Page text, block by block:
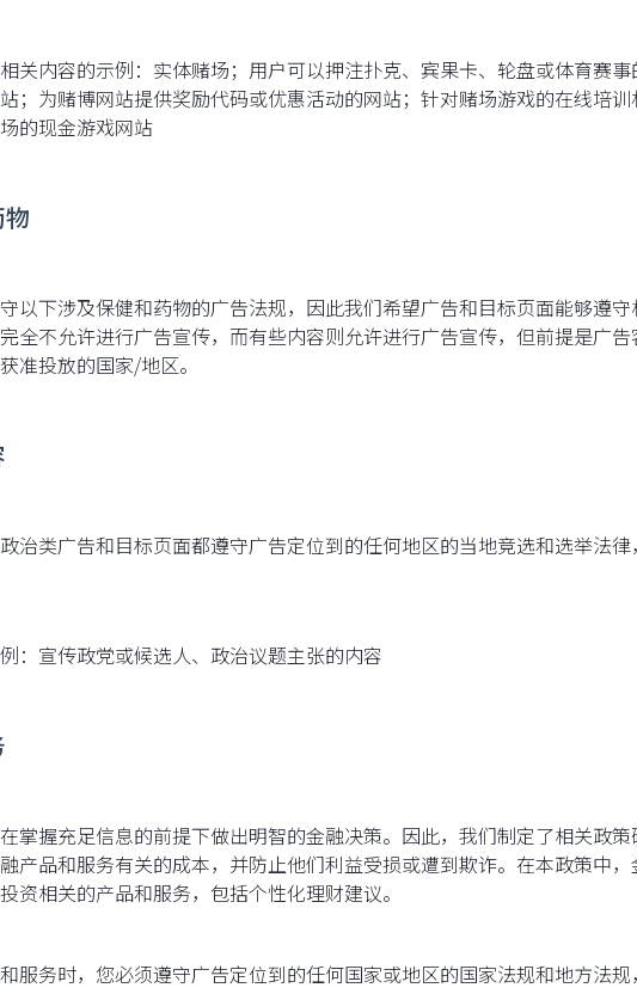
关内容的示例：实体赌场；用户可以押注扑克、宾果卡、轮盘或体育赛
；为赌博网站提供奖励代码或优惠活动的网站；针对赌场游戏的在线培
的现金游戏网站
以下涉及保健和药物的广告法规，因此我们希望广告和目标页面能够遵
全不允许进行广告宣传，而有些内容则允许进行广告宣传，但前提是广
准投放的国家/地区。
治类广告和目标页面都遵守广告定位到的任何地区的当地竞选和选举法
：宣传政党或候选人、政治议题主张的内容
掌握充足信息的前提下做出明智的金融决策。因此，我们制定了相关政
产品和服务有关的成本，并防止他们利益受损或遭到欺诈。在本政策中
资相关的产品和服务，包括个性化理财建议。
服务时，您必须遵守广告定位到的任何国家或地区的国家法规和地方法